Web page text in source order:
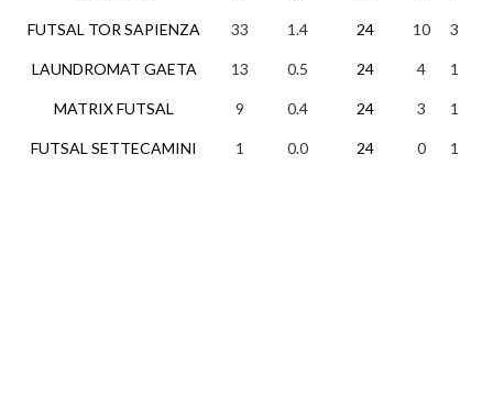
FUTSAL TOR SAPIENZA
LAUNDROMAT GAETA
MATRIX FUTSAL
FUTSAL SETTECAMINI
33 1.4 24 10 3
13 0.5 24 4 1
9 0.4 24 3 1
1 0.0 24 0 1